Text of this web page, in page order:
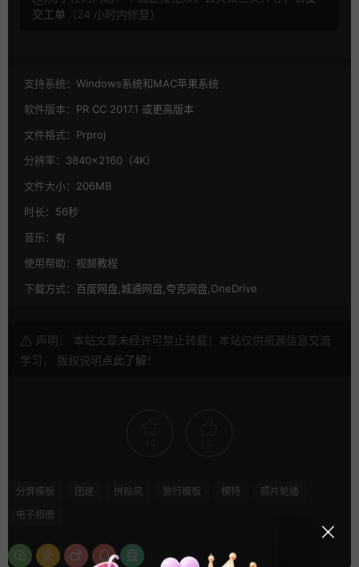
交工单 （24 小时内修复）
支持系统： Windows系统和MAC苹果系统
软件版本： PR CC 2017.1 或更高版本
文件格式： Prproj
分辨率： 3840×2160（4K）
文件大小： 206MB
时长： 56秒
音乐： 有
使用帮助： 视频教程
下载方式： 百度网盘,城通网盘,夸克网盘,OneDrive
声明： 本站文章未经许可禁止转载！本站仅供资源信息交流
学习， 版权说明点此了解 ！
分屏模板 团建 拼贴风 旅行模板 模特
照片轮播
电子相册